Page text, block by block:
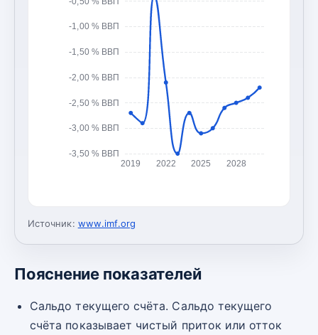
-3,50 % ВВП
-3,00 % ВВП
-2,50 % ВВП
-2,00 % ВВП
-1,50 % ВВП
-1,00 % ВВП
2019 2022 2025 2028
Источник: www.imf.org
Пояснение показателей
Сальдо текущего счёта. Сальдо текущего
счёта показывает чистый приток или отток